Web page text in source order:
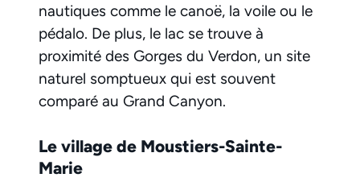
nautiques comme le canoë, la voile ou le
pédalo. De plus, le lac se trouve à
proximité des Gorges du Verdon, un site
naturel somptueux qui est souvent
comparé au Grand Canyon.
Le village de Moustiers-Sainte-
Marie